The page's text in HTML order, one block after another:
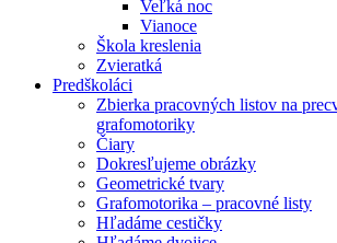
Veľká noc
Vianoce
Škola kreslenia
Zvieratká
Predškoláci
Zbierka pracovných listov na
grafomotoriky
Čiary
Dokresľujeme obrázky
Geometrické tvary
Grafomotorika – pracovné listy
Hľadáme cestičky